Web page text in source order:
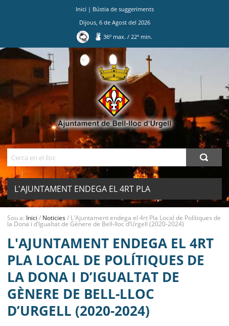
Inici | Bústia de suggeriments
Dijous, 6de Agostdel 2026
36º max./ 22º min.
L'AJUNTAMENT ENDEGA EL 4RT PLA
LOCAL DE POLÍTIQUES DE LA DONA I
D’IGUALTAT DE GÈNERE DE BELL-LLOC
D’URGELL (2020-2024)
MENU
AJUNTAMENT
MUNICIPI
SEU ELECTRÒNICA
Sou a: Inici / Noticies/ L'Ajuntament endega el 4rt Pla Local de Polítiques de
la Dona i d’Igualtat de Gènere de Bell-lloc d’Urgell (2020-2024)
L'AJUNTAMENT ENDEGA EL 4RT
PLA LOCAL DE POLÍTIQUES DE
LA DONA I D’IGUALTAT DE
GÈNERE DE BELL-LLOC
D’URGELL (2020-2024)